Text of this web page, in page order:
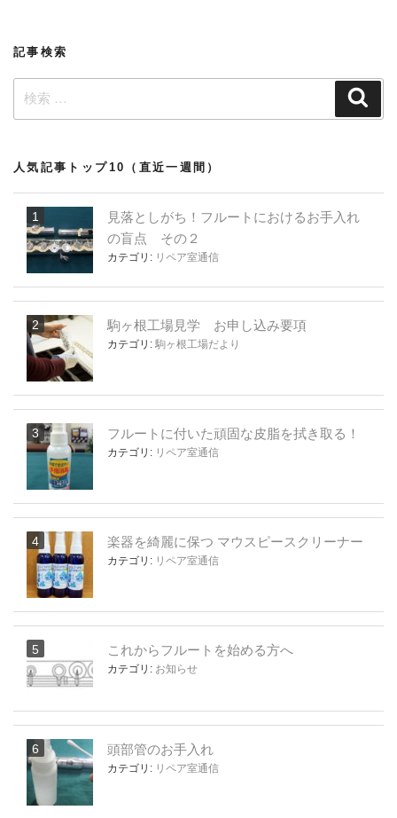
ン
記事検索
索:
人気記事トップ10（直近一週間）
見落としがち！フルートにおけるお手入れ
の盲点 その２
カテゴリ: リペア室通信
駒ヶ根工場見学 お申し込み要項
カテゴリ: 駒ヶ根工場だより
フルートに付いた頑固な皮脂を拭き取る！
カテゴリ: リペア室通信
楽器を綺麗に保つ マウスピースクリーナー
カテゴリ: リペア室通信
これからフルートを始める方へ
カテゴリ: お知らせ
頭部管のお手入れ
カテゴリ: リペア室通信